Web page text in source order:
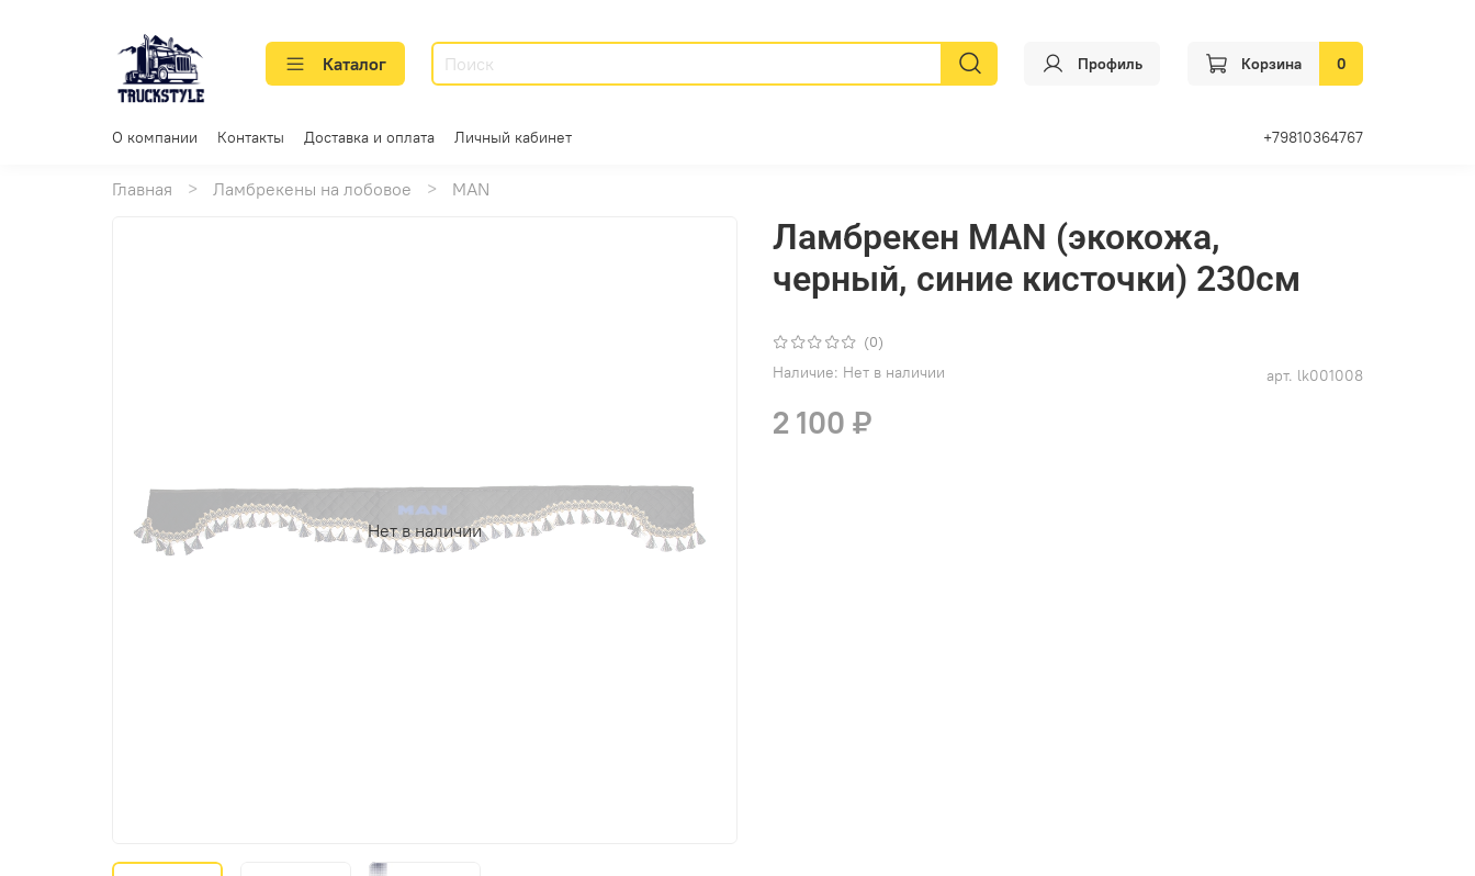
Каталог Профиль Корзина 0
О компании Контакты Доставка и оплата Личный кабинет +79810364767
Главная Ламбрекены на лобовое MAN
Нет в наличии
(0)
арт. lk001008
Наличие: Нет в наличии
Ламбрекен MAN (экокожа,
черный, синие кисточки) 230см
2 100 ₽